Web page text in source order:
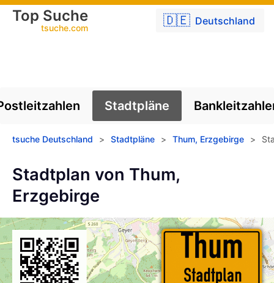
🇩🇪 Deutschland
Top Suche
tsuche.com
Stadtpläne
tsuche Deutschland > Stadtpläne > Thum, Erzgebirge >
Stadtplan von Thum,
Erzgebirge